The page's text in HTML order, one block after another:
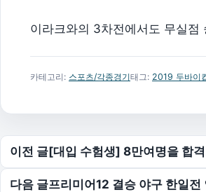
이라크와의 3차전에서도 무실점
카테고리: 스포츠/각종경기태그: 2019 두바이
글 탐색
이전 글[대입 수험생] 8만여명을 합격
다음 글프리미어12 결승 야구 한일전